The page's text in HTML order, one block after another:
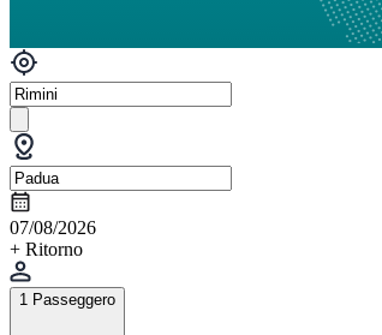
07/08/2026
+ Ritorno
1 Passeggero